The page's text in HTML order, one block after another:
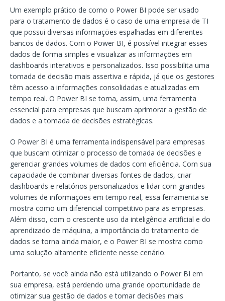
Um exemplo prático de como o Power BI pode ser usado
para o tratamento de dados é o caso de uma empresa de TI
que possui diversas informações espalhadas em diferentes
bancos de dados. Com o Power BI, é possível integrar esses
dados de forma simples e visualizar as informações em
dashboards interativos e personalizados. Isso possibilita uma
tomada de decisão mais assertiva e rápida, já que os gestores
têm acesso a informações consolidadas e atualizadas em
tempo real. O Power BI se torna, assim, uma ferramenta
essencial para empresas que buscam aprimorar a gestão de
dados e a tomada de decisões estratégicas.
O Power BI é uma ferramenta indispensável para empresas
que buscam otimizar o processo de tomada de decisões e
gerenciar grandes volumes de dados com eficiência. Com sua
capacidade de combinar diversas fontes de dados, criar
dashboards e relatórios personalizados e lidar com grandes
volumes de informações em tempo real, essa ferramenta se
mostra como um diferencial competitivo para as empresas.
Além disso, com o crescente uso da inteligência artificial e do
aprendizado de máquina, a importância do tratamento de
dados se torna ainda maior, e o Power BI se mostra como
uma solução altamente eficiente nesse cenário.
Portanto, se você ainda não está utilizando o Power BI em
sua empresa, está perdendo uma grande oportunidade de
otimizar sua gestão de dados e tomar decisões mais